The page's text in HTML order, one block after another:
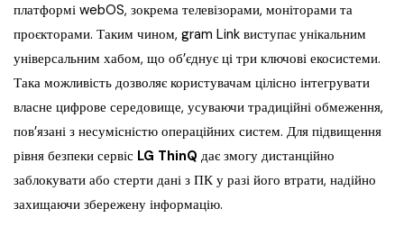
платформі webOS, зокрема телевізорами, моніторами та
проєкторами. Таким чином, gram Link виступає унікальним
універсальним хабом, що об’єднує ці три ключові екосистеми.
Така можливість дозволяє користувачам цілісно інтегрувати
власне цифрове середовище, усуваючи традиційні обмеження,
пов’язані з несумісністю операційних систем. Для підвищення
рівня безпеки сервіс LG ThinQ дає змогу дистанційно
заблокувати або стерти дані з ПК у разі його втрати, надійно
захищаючи збережену інформацію.